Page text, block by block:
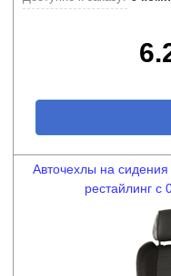
Авточехлы на
рестайлинг с